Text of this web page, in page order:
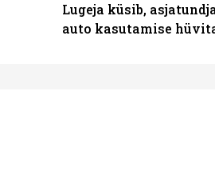
Lugeja küsib,
auto kasutamise